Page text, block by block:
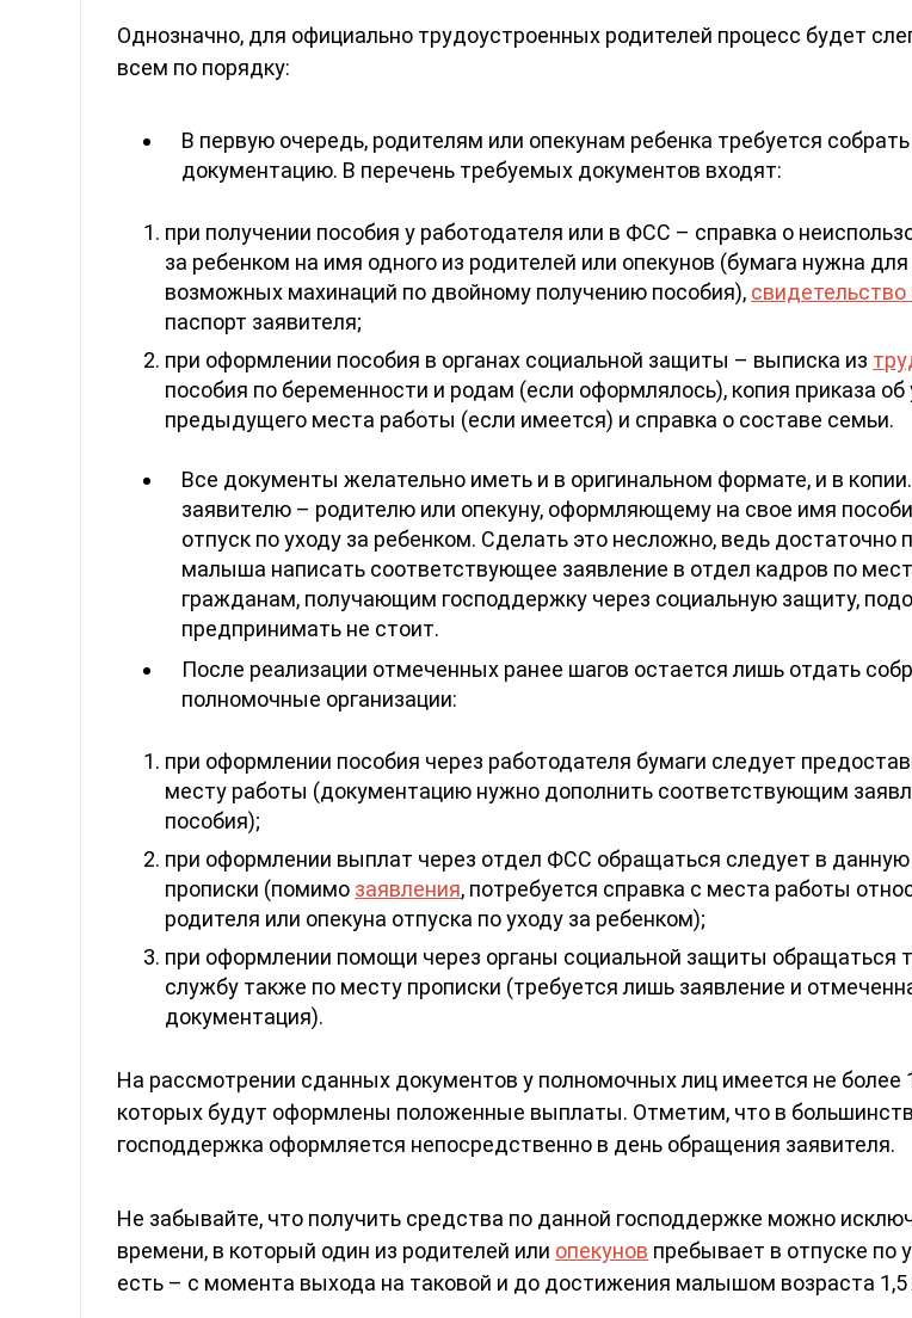
Однозначно, для официально трудоустроенных родителей процесс будет
всем по порядку:
В первую очередь, родителям или опекунам ребенка требуется
документацию. В перечень требуемых документов входят:
при получении пособия у работодателя или в ФСС – справка о
за ребенком на имя одного из родителей или опекунов (бумага нужна
возможных махинаций по двойному получению пособия),
паспорт заявителя;
при оформлении пособия в органах социальной защиты – выписка из
пособия по беременности и родам (если оформлялось), копия приказа об
предыдущего места работы (если имеется) и справка о составе семьи.
Все документы желательно иметь и в оригинальном формате, и в
заявителю – родителю или опекуну, оформляющему на свое имя
отпуск по уходу за ребенком. Сделать это несложно, ведь достаточно
малыша написать соответствующее заявление в отдел кадров по
гражданам, получающим господдержку через социальную защиту,
предпринимать не стоит.
После реализации отмеченных ранее шагов остается лишь отдать
полномочные организации:
при оформлении пособия через работодателя бумаги следует
месту работы (документацию нужно дополнить соответствующим
пособия);
при оформлении выплат через отдел ФСС обращаться следует в
прописки (помимо заявления, потребуется справка с места работы
родителя или опекуна отпуска по уходу за ребенком);
при оформлении помощи через органы социальной защиты обращаться
службу также по месту прописки (требуется лишь заявление и
документация).
На рассмотрении сданных документов у полномочных лиц имеется не более
которых будут оформлены положенные выплаты. Отметим, что в
господдержка оформляется непосредственно в день обращения заявителя.
Не забывайте, что получить средства по данной господдержке можно
времени, в который один из родителей или опекунов пребывает в отпуске по
есть – с момента выхода на таковой и до достижения малышом возраста 1,5